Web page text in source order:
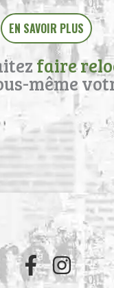
EN SAVOIR PLUS
faire
même